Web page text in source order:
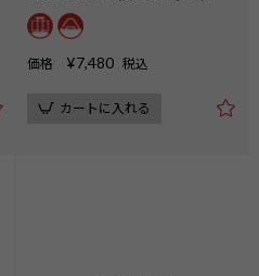
価格 ¥7,480 税込
カートに入れる